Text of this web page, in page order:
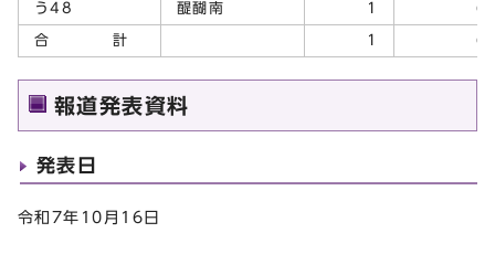
う48 醍醐南 1 6
合 計 1 6
報道発表資料
発表日
令和7年10月16日